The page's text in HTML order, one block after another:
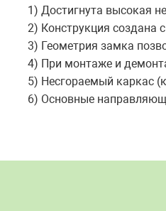
1) Достигнута высокая
2) Конструкция создана
3) Геометрия замка
4) При монтаже и
5) Несгораемый каркас
6) Основные